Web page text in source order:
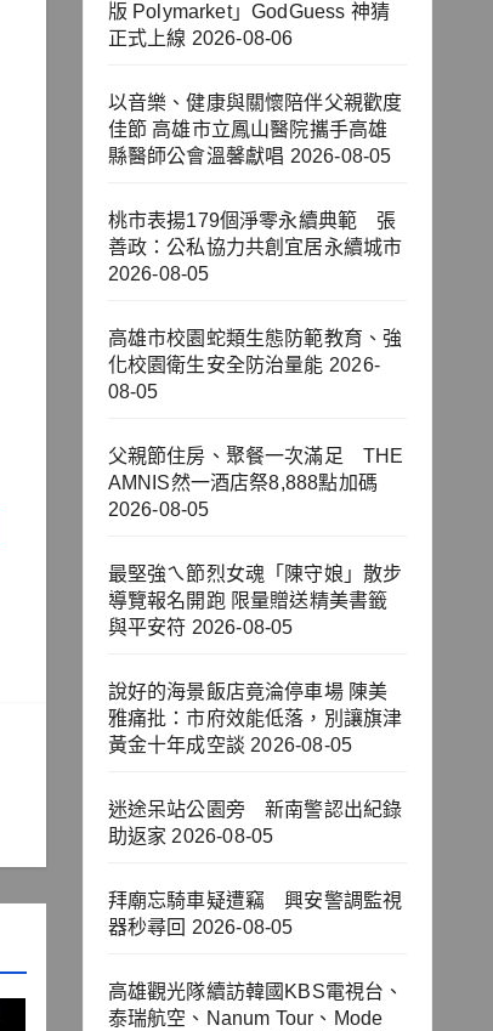
版 Polymarket」GodGuess 神猜
正式上線 2026-08-06
以音樂、健康與關懷陪伴父親歡度
佳節 高雄市立鳳山醫院攜手高雄
縣醫師公會溫馨獻唱 2026-08-05
桃市表揚179個淨零永續典範 張
善政：公私協力共創宜居永續城市
2026-08-05
高雄市校園蛇類生態防範教育、強
化校園衛生安全防治量能 2026-
08-05
父親節住房、聚餐一次滿足 THE
AMNIS然一酒店祭8,888點加碼
2026-08-05
最堅強ㄟ節烈女魂「陳守娘」散步
導覽報名開跑 限量贈送精美書籤
與平安符 2026-08-05
說好的海景飯店竟淪停車場 陳美
雅痛批：市府效能低落，別讓旗津
黃金十年成空談 2026-08-05
迷途呆站公園旁 新南警認出紀錄
助返家 2026-08-05
拜廟忘騎車疑遭竊 興安警調監視
器秒尋回 2026-08-05
高雄觀光隊續訪韓國KBS電視台、
泰瑞航空、Nanum Tour、Mode